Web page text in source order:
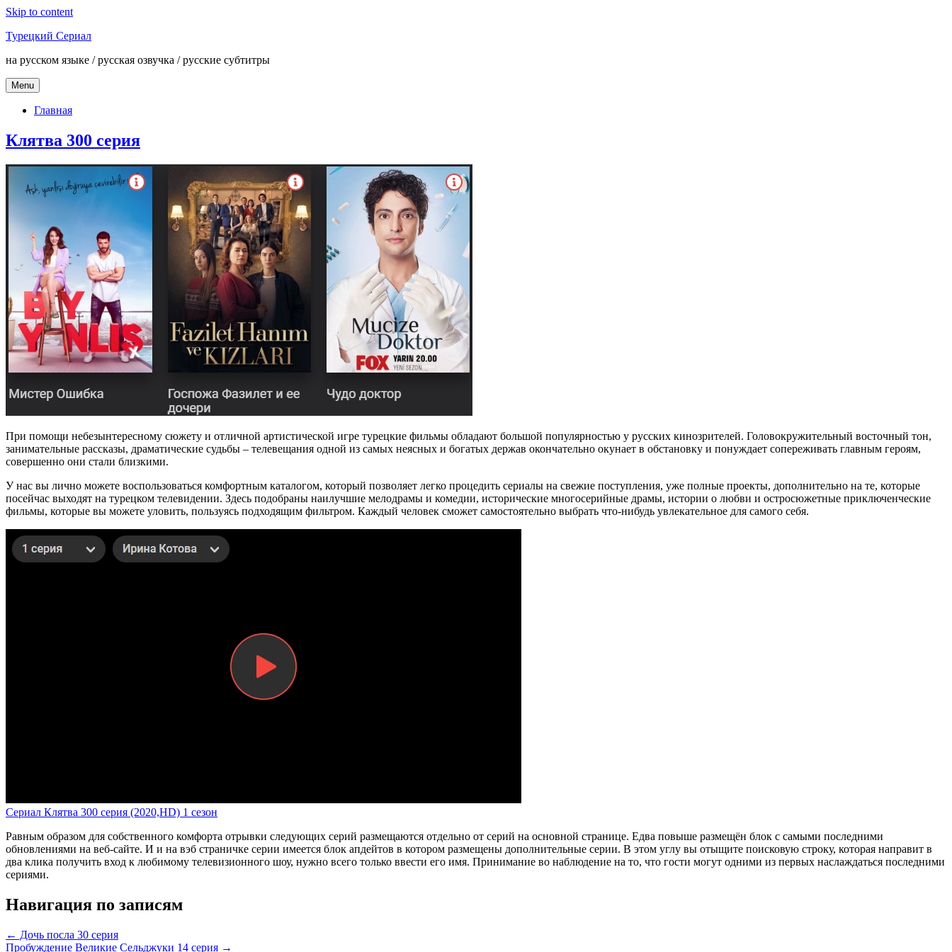
Skip to content
Турецкий Сериал
на русском языке / русская озвучка / русские субтитры
Menu
Главная
Клятва 300 серия
При помощи небезынтересному сюжету и отличной артистической игре турецкие фильмы обладают большой популярностью у русских кинозрителей. Головокружительный восточный тон,
занимательные рассказы, драматические судьбы – телевещания одной из самых неясных и богатых держав окончательно окунает в обстановку и понуждает сопереживать главным героям,
совершенно они стали близкими.
У нас вы лично можете воспользоваться комфортным каталогом, который позволяет легко процедить сериалы на свежие поступления, уже полные проекты, дополнительно на те, которые
посейчас выходят на турецком телевидении. Здесь подобраны наилучшие мелодрамы и комедии, исторические многосерийные драмы, истории о любви и остросюжетные приключенческие
фильмы, которые вы можете уловить, пользуясь подходящим фильтром. Каждый человек сможет самостоятельно выбрать что-нибудь увлекательное для самого себя.
Сериал Клятва 300 серия (2020,HD) 1 сезон
Равным образом для собственного комфорта отрывки следующих серий размещаются отдельно от серий на основной странице. Едва повыше размещён блок с самыми последними
обновлениями на веб-сайте. И и на вэб страничке серии имеется блок апдейтов в котором размещены дополнительные серии. В этом углу вы отыщите поисковую строку, которая направит в
два клика получить вход к любимому телевизионного шоу, нужно всего только ввести его имя. Принимание во наблюдение на то, что гости могут одними из первых наслаждаться последними
сериями.
Навигация по записям
← Дочь посла 30 серия
Пробуждение Великие Сельджуки 14 серия →